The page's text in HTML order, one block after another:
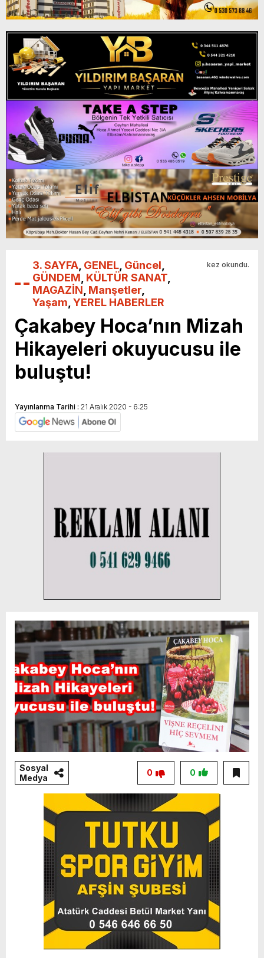
3. SAYFA GENEL Güncel
GÜNDEM KÜLTÜR SANAT
MAGAZİN Manşetler
Yaşam YEREL HABERLER
kez okundu.
Çakabey Hoca’nın Mizah
Hikayeleri okuyucusu ile
buluştu!
Yayınlanma Tarihi : 21 Aralık 2020 - 6:25
Sosyal
Medya
0
0